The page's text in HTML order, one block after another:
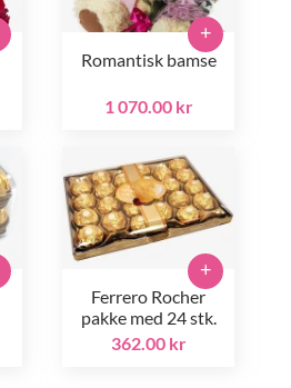
Romantisk bamse
1 070.00 kr
+
Ferrero Rocher
pakke med 24 stk.
362.00 kr
+